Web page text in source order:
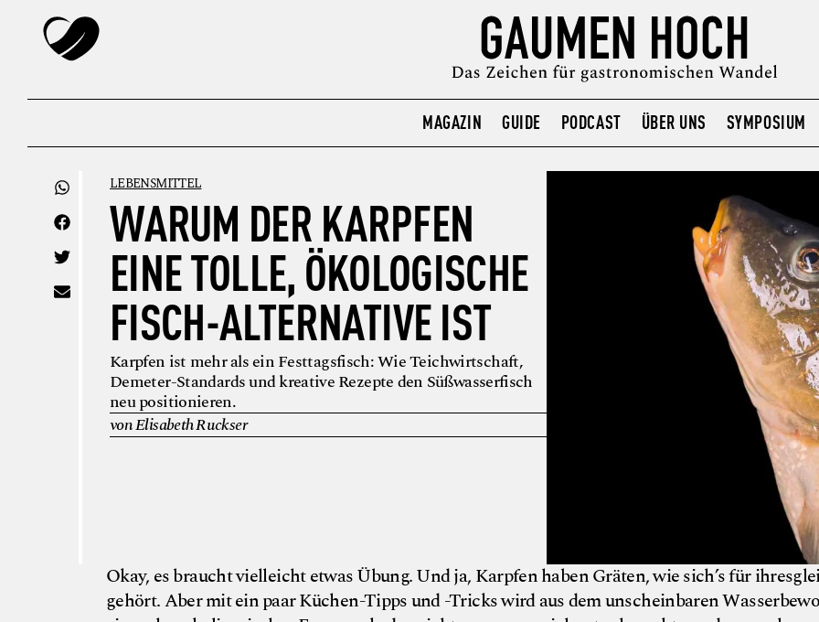
MAGAZIN GUIDE PODCAST ÜBER UNS SYMPOSIUM
LEBENSMITTEL
WARUM DER KARPFEN
EINE TOLLE, ÖKOLOGISCHE
FISCH-ALTERNATIVE IST
Karpfen ist mehr als ein Festtagsfisch: Wie Teichwirtschaft,
Demeter-Standards und kreative Rezepte den Süßwasserfisch
neu positionieren.
von Elisabeth Ruckser
Okay, es braucht vielleicht etwas Übung. Und ja, Karpfen haben Gräten, wie sich’s für
gehört. Aber mit ein paar Küchen-Tipps und -Tricks wird aus dem unscheinbaren